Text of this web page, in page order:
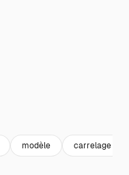
modèle carrelage